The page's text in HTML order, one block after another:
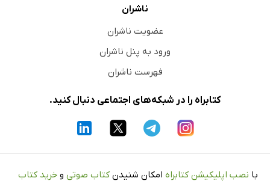
ناشران
عضویت ناشران
ورود به پنل ناشران
فهرست ناشران
کتابراه را در شبکه‌های اجتماعی دنبال کنید.
با نصب اپلیکیشن کتابراه امکان شنیدن کتاب صوتی و خرید کتاب